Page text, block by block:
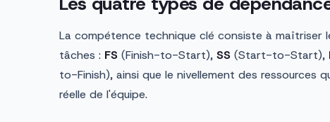
La compétence technique clé consiste à maîtriser
tâches : FS (Finish-to-Start), SS (Start-to-Start),
to-Finish), ainsi que le nivellement des ressources
réelle de l'équipe.